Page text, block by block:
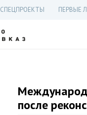
СПЕЦПРОЕКТЫ ПЕРВЫЕ
после